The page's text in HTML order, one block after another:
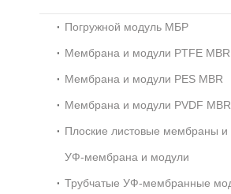
Погружной модуль МБР
Мембрана и модули PTFE MBR
Мембрана и модули PES MBR
Мембрана и модули PVDF MBR
УФ-мембрана и модули